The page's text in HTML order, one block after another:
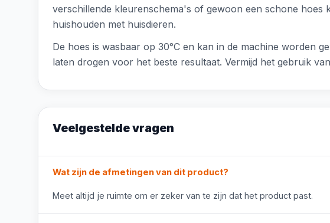
verschillende kleurenschema's of gewoon een schone
huishouden met huisdieren.
De hoes is wasbaar op 30°C en kan in de machine worden
laten drogen voor het beste resultaat. Vermijd het gebruik
Veelgestelde vragen
Wat zijn de afmetingen van dit product?
Meet altijd je ruimte om er zeker van te zijn dat het product past.